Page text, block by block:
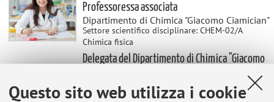
Questo sito web utilizza i cookie
Professoressa associata
Dipartimento di Chimica "Giacomo Ciamician"
Settore scientifico disciplinare: CHEM-02/A
Chimica fisica
Delegata del Dipartimento di Chimica "Giacomo